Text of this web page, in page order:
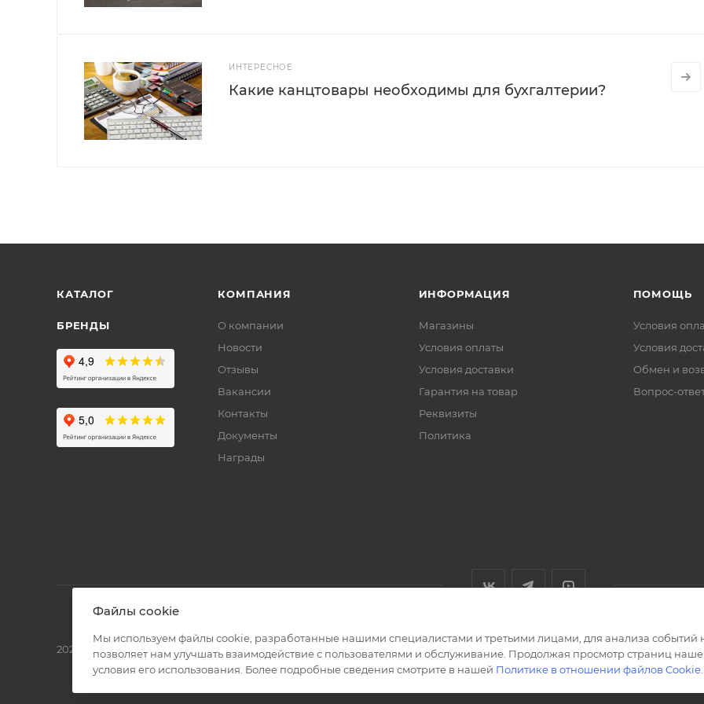
ИНТЕРЕСНОЕ
Какие канцтовары необходимы для бухгалтерии?
КАТАЛОГ
БРЕНДЫ
КОМПАНИЯ
О компании
Новости
Отзывы
Вакансии
Контакты
Документы
Награды
ИНФОРМАЦИЯ
Магазины
Условия оплаты
Условия доставки
Гарантия на товар
Реквизиты
Политика
ПОМОЩЬ
Условия
Условия
Обмен и
Вопрос-
2026 © Полиграф кит - интернет-магазин
Файлы cookie
Мы используем файлы cookie, разработанные нашими специалистами и третьими лицами, для анализа событий
позволяет нам улучшать взаимодействие с пользователями и обслуживание. Продолжая просмотр страниц
условия его использования. Более подробные сведения смотрите в нашей Политике в отношении файлов Cookie